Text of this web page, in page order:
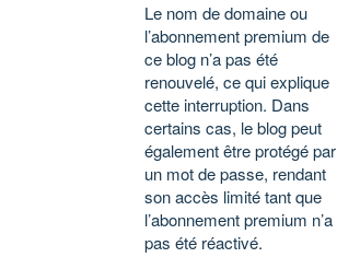
Le nom de domaine ou
l’abonnement premium de
ce blog n’a pas été
renouvelé, ce qui explique
cette interruption. Dans
certains cas, le blog peut
également être protégé par
un mot de passe, rendant
son accès limité tant que
l’abonnement premium n’a
pas été réactivé.